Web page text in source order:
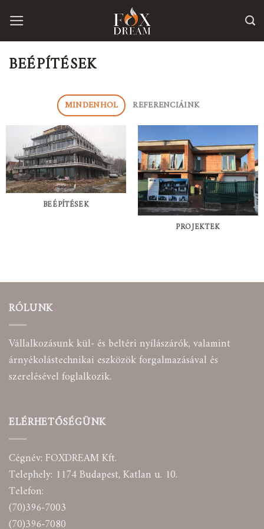
content
BEÉPÍTÉSEK
MINDENHOL REFERENCIÁINK
BEÉPÍTÉSEK
PROJEKTEK
RÓLUNK
Vállalkozásunk kül- és beltéri nyílászárók, valamint
árnyékolástechnikai eszközök forgalmazásával és
szerelésével foglalkozik.
ELÉRHETŐSÉGÜNK
Cégnév: FOXDREAM Kft.
Telephely: 1174 Budapest, Katlan u. 10.
Telefon:
(70)396-7003
(70)396-7080